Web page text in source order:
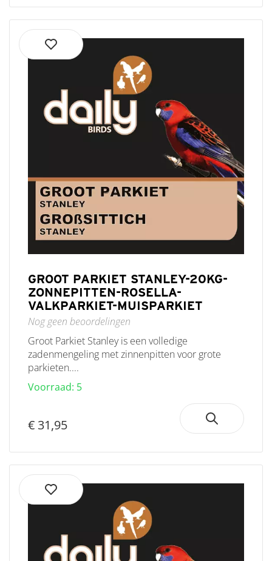
GROOT PARKIET STANLEY-20KG-
ZONNEPITTEN-ROSELLA-
VALKPARKIET-MUISPARKIET
Nog geen beoordelingen
Groot Parkiet Stanley is een volledige
zadenmengeling met zinnenpitten voor grote
parkieten....
Voorraad: 5
€ 31,95